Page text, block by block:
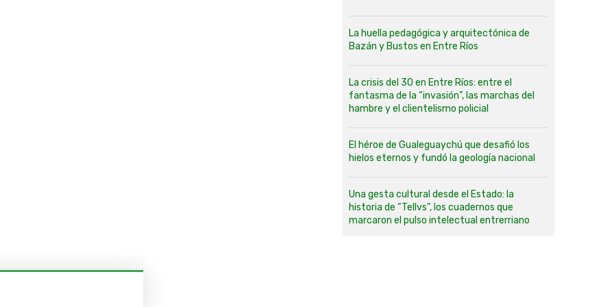
La huella pedagógica y arquitectónica de
Bazán y Bustos en Entre Ríos
La crisis del 30 en Entre Ríos: entre el
fantasma de la “invasión”, las marchas del
hambre y el clientelismo policial
El héroe de Gualeguaychú que desafió los
hielos eternos y fundó la geología nacional
Una gesta cultural desde el Estado: la
historia de “Tellvs”, los cuadernos que
marcaron el pulso intelectual entrerriano